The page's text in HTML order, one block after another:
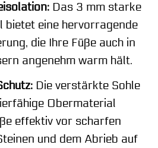
Das 3 mm starke
bietet eine hervorragende
die Ihre Füße auch in
angenehm warm hält.
Die verstärkte Sohle
Obermaterial
effektiv vor scharfen
und dem Abrieb auf